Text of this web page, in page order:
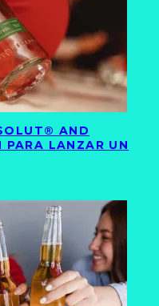
AND
LANZAR UN